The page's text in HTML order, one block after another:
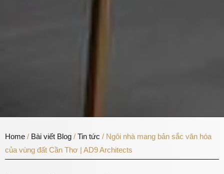
Home / Bài viết Blog / Tin tức / Ngôi nhà mang bản sắc văn hóa
của vùng đất Cần Thơ | AD9 Architects